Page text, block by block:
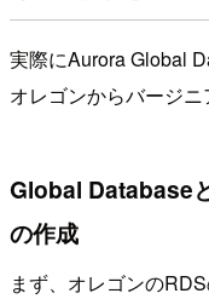
実際にAurora Global
オレゴンからバージニ
Global Database
の作成
まず、オレゴンの